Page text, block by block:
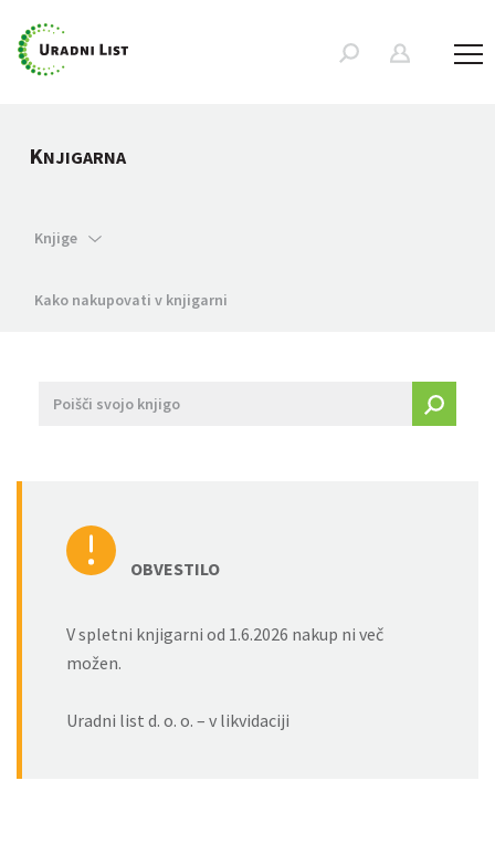
KNJIGARNA
Knjige
Kako nakupovati v knjigarni
OBVESTILO
V spletni knjigarni od 1.6.2026 nakup ni več
možen.
Uradni list d. o. o. – v likvidaciji